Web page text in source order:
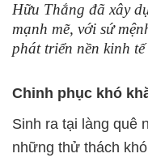
Hữu Thắng đã xây
mạnh mẽ, với sứ
phát triển nền kinh tế
Chinh phục khó
Sinh ra tại làng quê
những thử thách